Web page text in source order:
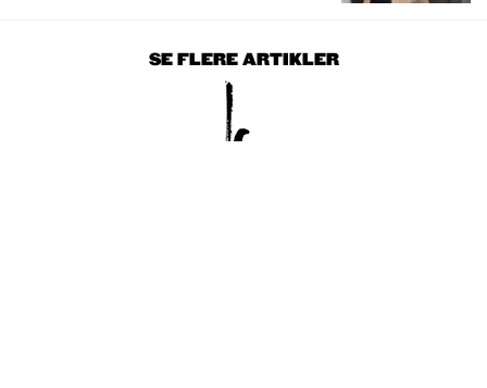
SE FLERE ARTIKLER